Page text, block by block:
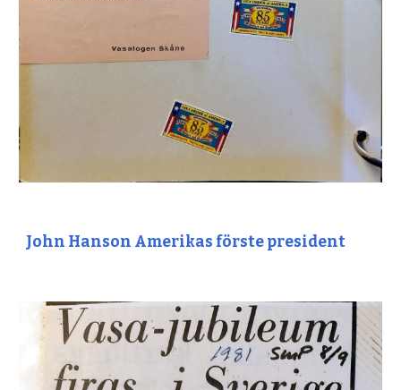
John Hanson Amerikas förste president